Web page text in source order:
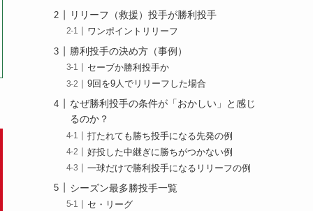
リリーフ（救援）投手が勝利投手
ワンポイントリリーフ
勝利投手の決め方（事例）
セーブか勝利投手か
9回を9人でリリーフした場合
なぜ勝利投手の条件が「おかしい」と感じ
るのか？
打たれても勝ち投手になる先発の例
好投した中継ぎに勝ちがつかない例
一球だけで勝利投手になるリリーフの例
シーズン最多勝投手一覧
セ・リーグ